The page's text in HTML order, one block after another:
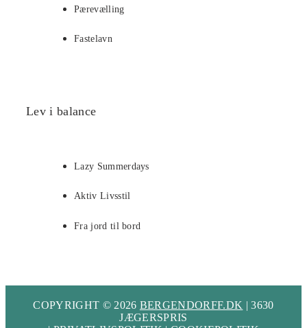
Pærevælling
Fastelavn
Lev i balance
Lazy Summerdays
Aktiv Livsstil
Fra jord til bord
COPYRIGHT © 2026 BERGENDORFF.DK | 3630
JÆGERSPRIS